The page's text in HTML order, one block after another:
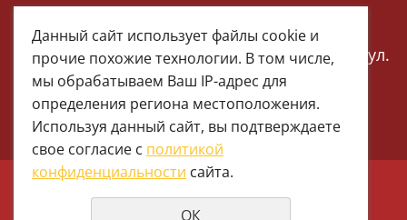
(MAX)
Екатеринбург, ул. Мира 2
Екатеринбург, ул.
Малышева 76
© 1997 - 2026 Меломания
Данный сайт использует файлы cookie и
прочие похожие технологии. В том числе,
мы обрабатываем Ваш IP-адрес для
определения региона местоположения.
Используя данный сайт, вы подтверждаете
свое согласие с политикой
конфиденциальности сайта.
ОК